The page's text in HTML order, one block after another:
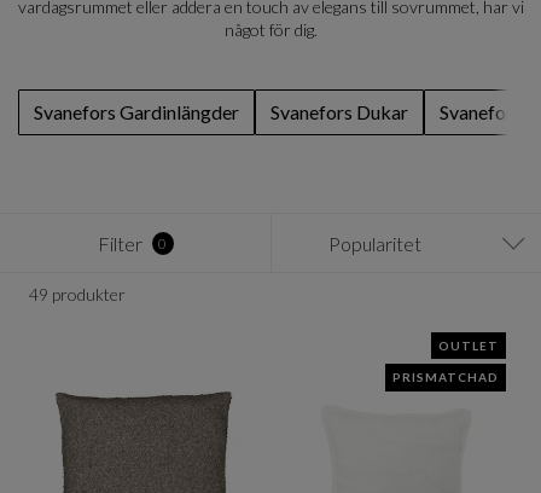
vardagsrummet eller addera en touch av elegans till sovrummet, har vi
något för dig.
Svanefors Gardinlängder Svanefors Dukar Svanefors
Filter 0 Popularitet
49 produkter
OUTLET
PRISMATCHAD